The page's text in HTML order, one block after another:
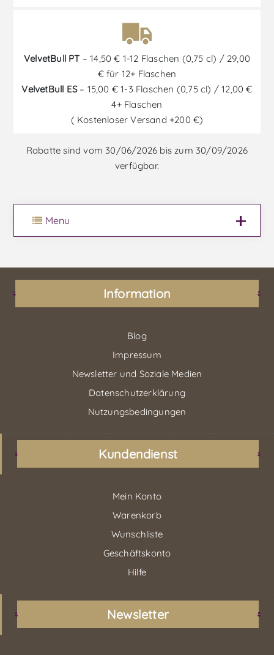
VelvetBull PT – 14,50 € 1-12 Flaschen (0,75 cl) / 29,00
€ für 12+ Flaschen
VelvetBull ES– 15,00 € 1-3 Flaschen (0,75 cl) / 12,00 €
4+ Flaschen
( Kostenloser Versand +200 €)
Rabatte sind vom 30/06/2026 bis zum 30/09/2026
verfügbar.
Menu
Information
Blog
Impressum
Newsletter und Soziale Medien
Datenschutzerklärung
Nutzungsbedingungen
Kundendienst
Mein Konto
Warenkorb
Wunschliste
Geschäftskonto
Hilfe
Newsletter